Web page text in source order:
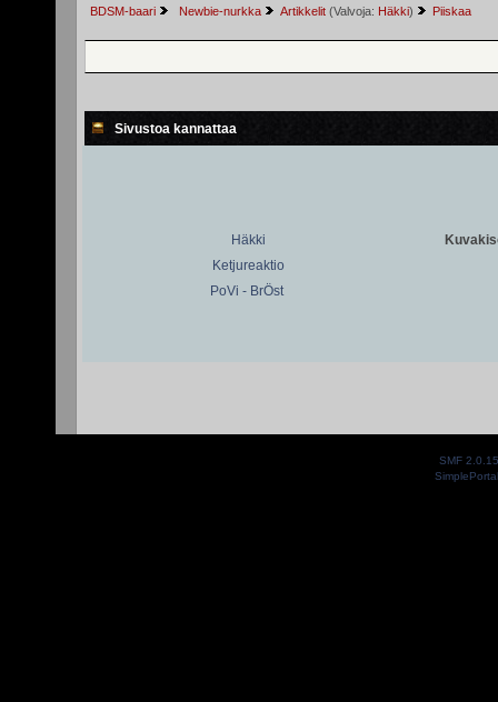
BDSM-baari Newbie-nurkka Artikkelit(Valvoja: Häkki) Piiskaa
Sivustoa kannattaa
Häkki
Ketjureaktio
PoVi - BrÖst
SMF 2.0.15